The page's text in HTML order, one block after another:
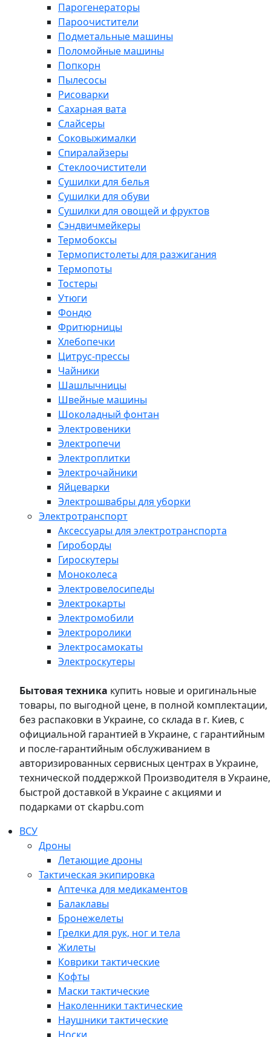
Парогенераторы
Пароочистители
Подметальные машины
Поломойные машины
Попкорн
Пылесосы
Рисоварки
Сахарная вата
Слайсеры
Соковыжималки
Спиралайзеры
Стеклоочистители
Сушилки для белья
Сушилки для обуви
Сушилки для овощей и фруктов
Сэндвичмейкеры
Термобоксы
Термопистолеты для разжигания
Термопоты
Тостеры
Утюги
Фондю
Фритюрницы
Хлебопечки
Цитрус-прессы
Чайники
Шашлычницы
Швейные машины
Шоколадный фонтан
Электровеники
Электропечи
Электроплитки
Электрочайники
Яйцеварки
Электрошвабры для уборки
Электротранспорт
Аксессуары для электротранспорта
Гироборды
Гироскутеры
Моноколеса
Электровелосипеды
Электрокарты
Электромобили
Электроролики
Электросамокаты
Электроскутеры
Бытовая техника купить новые и оригинальные
товары, по выгодной цене, в полной комплектации,
без распаковки в Украине, со склада в г. Киев, с
официальной гарантией в Украине, с гарантийным
и после-гарантийным обслуживанием в
авторизированных сервисных центрах в Украине,
технической поддержкой Производителя в Украине,
быстрой доставкой в Украине с акциями и
подарками от ckapbu.com
ВСУ
Дроны
Летающие дроны
Тактическая экипировка
Аптечка для медикаментов
Балаклавы
Бронежелеты
Грелки для рук, ног и тела
Жилеты
Коврики тактические
Кофты
Маски тактические
Наколенники тактические
Наушники тактические